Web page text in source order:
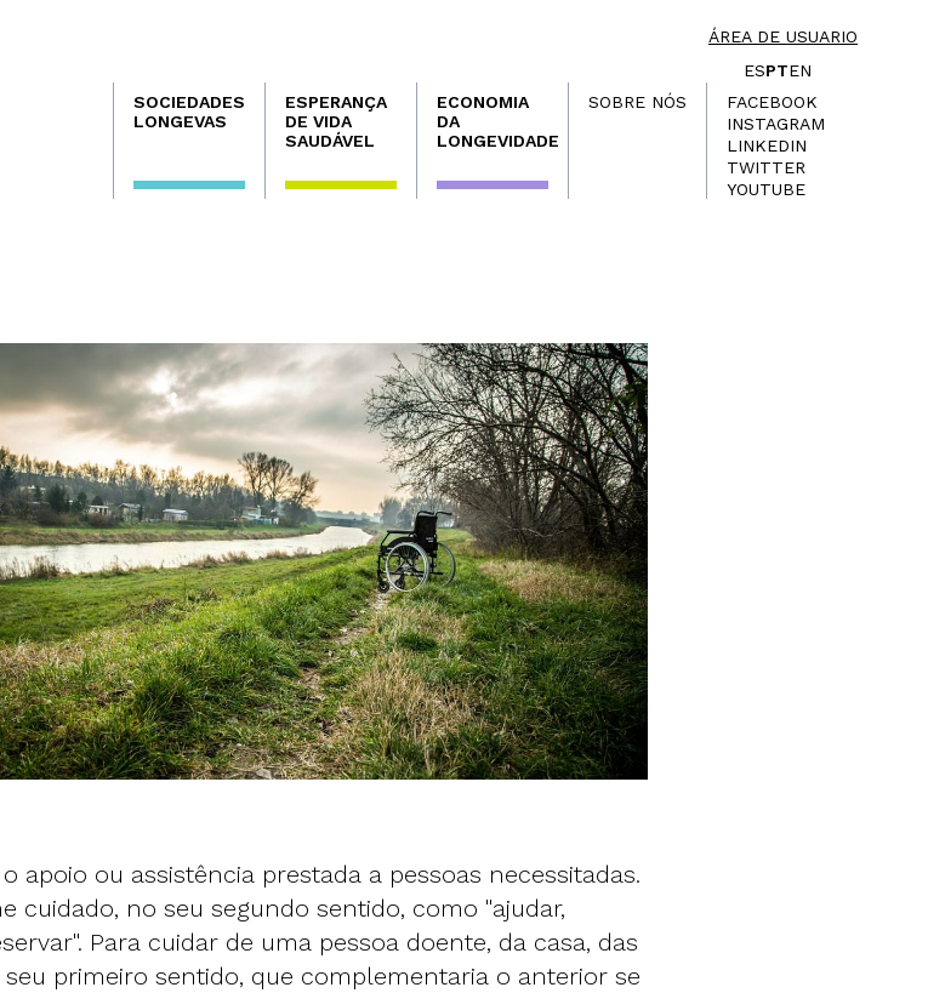
ÁREA DE USUARIO
ESPTEN
Navegación
principal
SOCIEDADES
LONGEVAS
ESPERANÇA
DE VIDA
SAUDÁVEL
ECONOMIA
DA
LONGEVIDADE
SOBRE NÓS
FACEBOOK
INSTAGRAM
LINKEDIN
TWITTER
YOUTUBE
apoio ou assistência prestada a pessoas necessitadas.
cuidado, no seu segundo sentido, como "ajudar,
Para cuidar de uma pessoa doente, da casa, das
seu primeiro sentido, que complementaria o anterior se